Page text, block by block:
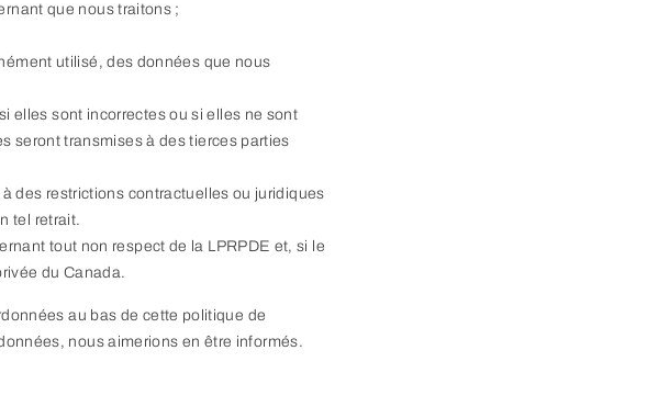
que nous traitons ;
utilisé, des données que nous
elles sont incorrectes ou si elles ne sont
seront transmises à des tierces parties
des restrictions contractuelles ou juridiques
tel retrait.
tout non respect de la LPRPDE et, si le
du Canada.
au bas de cette politique de
nous aimerions en être informés.